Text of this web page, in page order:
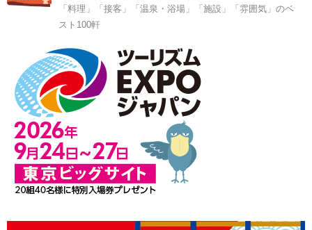
「料理」「接客」「温泉・浴場」「施設」「雰囲気」のベ
スト100軒